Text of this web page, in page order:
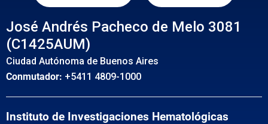
José Andrés Pacheco de Melo 3081
(C1425AUM)
Ciudad Autónoma de Buenos Aires
Conmutador: +5411 4809-1000
Instituto de Investigaciones Hematológicas